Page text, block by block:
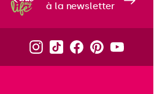
à la newsletter